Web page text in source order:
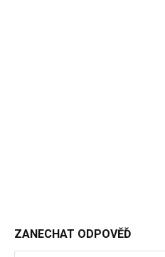
ZANECHAT ODPOVĚĎ